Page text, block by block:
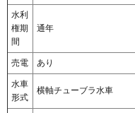
水利
権期
間
通年
売電 あり
水車
形式
横軸チューブラ水車